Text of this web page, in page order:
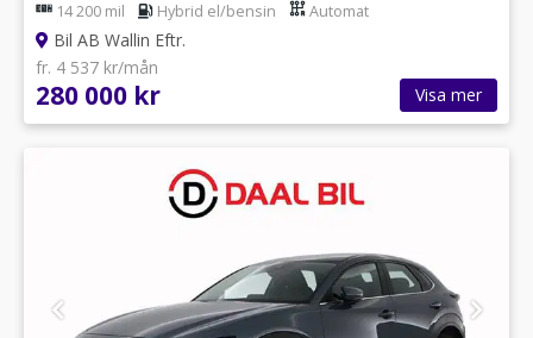
14 200 mil Hybrid el/bensin Automat
Bil AB Wallin Eftr.
fr. 4 537 kr/mån
280 000 kr Visa mer